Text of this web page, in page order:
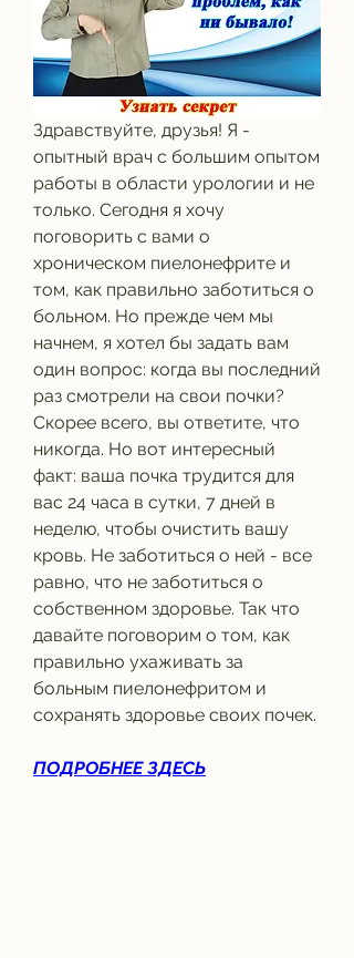
Здравствуйте, друзья! Я -
опытный врач с большим опытом
работы в области урологии и не
только. Сегодня я хочу
поговорить с вами о
хроническом пиелонефрите и
том, как правильно заботиться о
больном. Но прежде чем мы
начнем, я хотел бы задать вам
один вопрос: когда вы последний
раз смотрели на свои почки?
Скорее всего, вы ответите, что
никогда. Но вот интересный
факт: ваша почка трудится для
вас 24 часа в сутки, 7 дней в
неделю, чтобы очистить вашу
кровь. Не заботиться о ней - все
равно, что не заботиться о
собственном здоровье. Так что
давайте поговорим о том, как
правильно ухаживать за
больным пиелонефритом и
сохранять здоровье своих почек.
ПОДРОБНЕЕ ЗДЕСЬ